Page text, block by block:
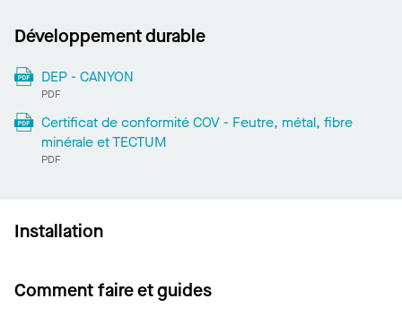
Développement durable
DEP - CANYON
PDF
Certificat de conformité COV - Feutre, métal, fibre
minérale et TECTUM
PDF
Installation
Comment faire et guides